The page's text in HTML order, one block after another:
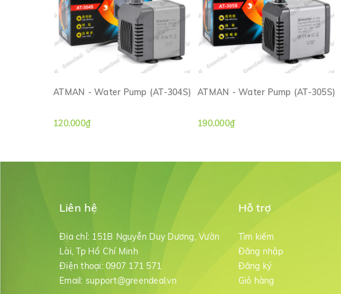
ATMAN - Water Pump (AT-304S)
120.000₫
ATMAN - Water Pump (AT-305S)
190.000₫
Liên hệ
Địa chỉ: 151B Nguyễn Duy Dương, Vườn
Lài, Tp Hồ Chí Minh
Điện thoại: 0907 171 571
Email: support@greendeal.vn
Hỗ trợ
Tìm kiếm
Đăng nhập
Đăng ký
Giỏ hàng